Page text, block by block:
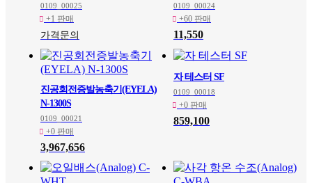
0109_00025
+1 판매
가격문의
0109_00024
+60 판매
11,550
진공회전증발농축기(EYELA)
N-1300S
0109_00021
+0 판매
3,967,656
자 테스터 SF
0109_00018
+0 판매
859,100